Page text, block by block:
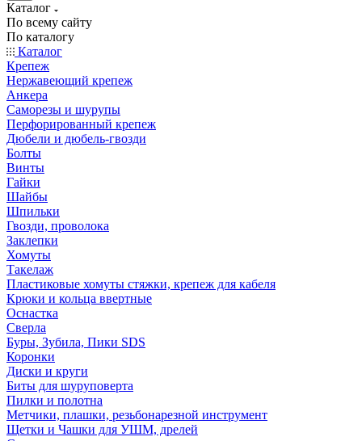
Каталог
По всему сайту
По каталогу
Каталог
Крепеж
Нержавеющий крепеж
Анкера
Саморезы и шурупы
Перфорированный крепеж
Дюбели и дюбель-гвозди
Болты
Винты
Гайки
Шайбы
Шпильки
Гвозди, проволока
Заклепки
Хомуты
Такелаж
Пластиковые хомуты стяжки, крепеж для кабеля
Крюки и кольца ввертные
Оснастка
Сверла
Буры, Зубила, Пики SDS
Коронки
Диски и круги
Биты для шуруповерта
Пилки и полотна
Метчики, плашки, резьбонарезной инструмент
Щетки и Чашки для УШМ, дрелей